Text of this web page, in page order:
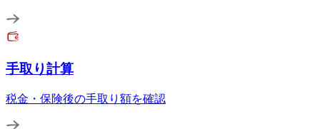
手取り計算
税金・保険後の手取り額を確認